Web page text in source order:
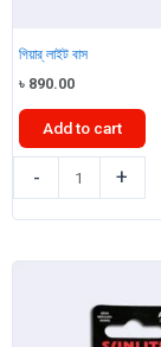
গিয়ার্ লাইট বাস
৳ 890.00
Add to cart
-
লাইট
বাস
+